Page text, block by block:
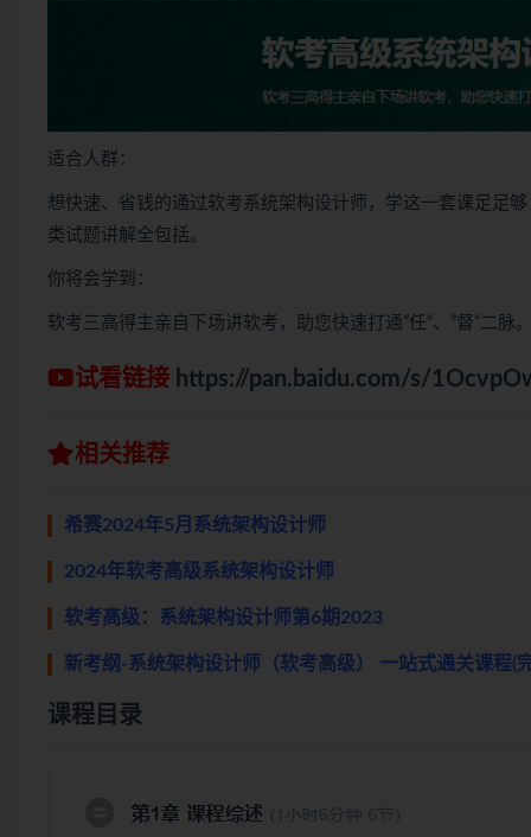
适合人群：
想快速、省钱的通过软考系统架构设计师，学这一套课足足
类试题讲解全包括。
你将会学到：
软考三高得主亲自下场讲软考，助您快速打通”任“、”督“二脉
试看链接 https://pan.baidu.com/s/
相关推荐
希赛2024年5月系统架构设计师
2024年软考高级系统架构设计师
软考高级：系统架构设计师第6期2023
新考纲-系统架构设计师（软考高级） 一站式通关课程(
课程目录